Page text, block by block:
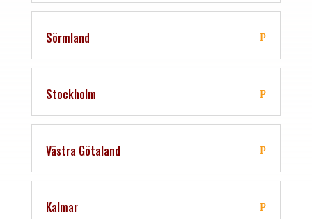
Sörmland
Stockholm
Västra Götaland
Kalmar